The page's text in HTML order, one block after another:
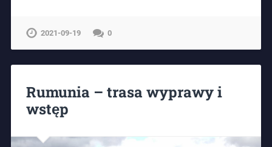
2021-09-19 0
Rumunia – trasa wyprawy i
wstęp